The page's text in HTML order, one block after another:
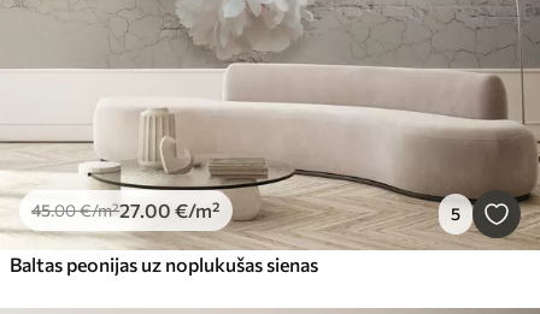
45.00€/m²27.00 €/m² 5
Baltas peonijas uz noplukušas sienas